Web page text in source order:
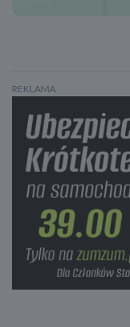
REKLAMA